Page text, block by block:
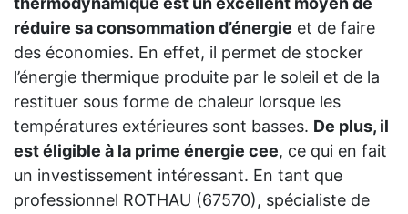
réduire sa consommation d’énergie et de faire
des économies. En effet, il permet de stocker
l’énergie thermique produite par le soleil et de la
restituer sous forme de chaleur lorsque les
températures extérieures sont basses. De plus, il
est éligible à la prime énergie cee, ce qui en fait
un investissement intéressant. En tant que
professionnel ROTHAU (67570), spécialiste de